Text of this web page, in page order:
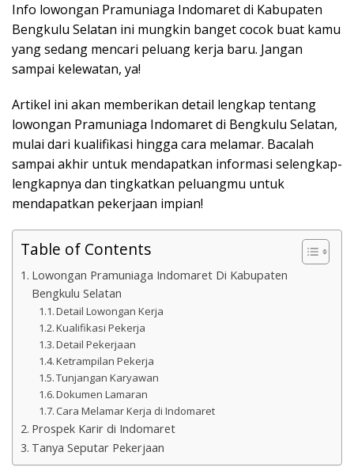
Info lowongan Pramuniaga Indomaret di Kabupaten
Bengkulu Selatan ini mungkin banget cocok buat kamu
yang sedang mencari peluang kerja baru. Jangan
sampai kelewatan, ya!
Artikel ini akan memberikan detail lengkap tentang
lowongan Pramuniaga Indomaret di Bengkulu Selatan,
mulai dari kualifikasi hingga cara melamar. Bacalah
sampai akhir untuk mendapatkan informasi selengkap-
lengkapnya dan tingkatkan peluangmu untuk
mendapatkan pekerjaan impian!
Table of Contents
Lowongan Pramuniaga Indomaret Di Kabupaten
Bengkulu Selatan
Detail Lowongan Kerja
Kualifikasi Pekerja
Detail Pekerjaan
Ketrampilan Pekerja
Tunjangan Karyawan
Dokumen Lamaran
Cara Melamar Kerja di Indomaret
Prospek Karir di Indomaret
Tanya Seputar Pekerjaan